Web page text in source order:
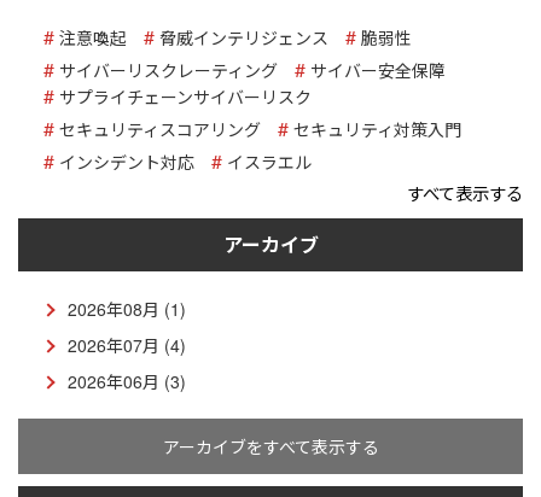
注意喚起 脅威インテリジェンス
脆弱性
サイバーリスクレーティング
サイバー安全保障
サプライチェーンサイバーリスク
セキュリティスコアリング
セキュリティ対策入門
インシデント対応
イスラエル
すべて表示する
アーカイブ
2026年08月 (1)
2026年07月 (4)
2026年06月 (3)
アーカイブをすべて表示する